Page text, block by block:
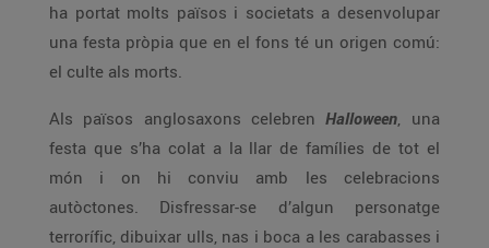
ha portat molts països i societats a desenvolupar
una festa pròpia que en el fons té un origen comú:
el culte als morts.
Als països anglosaxons celebren Halloween, una
festa que s’ha colat a la llar de famílies de tot el
món i on hi conviu amb les celebracions
autòctones. Disfressar-se d’algun personatge
terrorífic, dibuixar ulls, nas i boca a les carabasses i